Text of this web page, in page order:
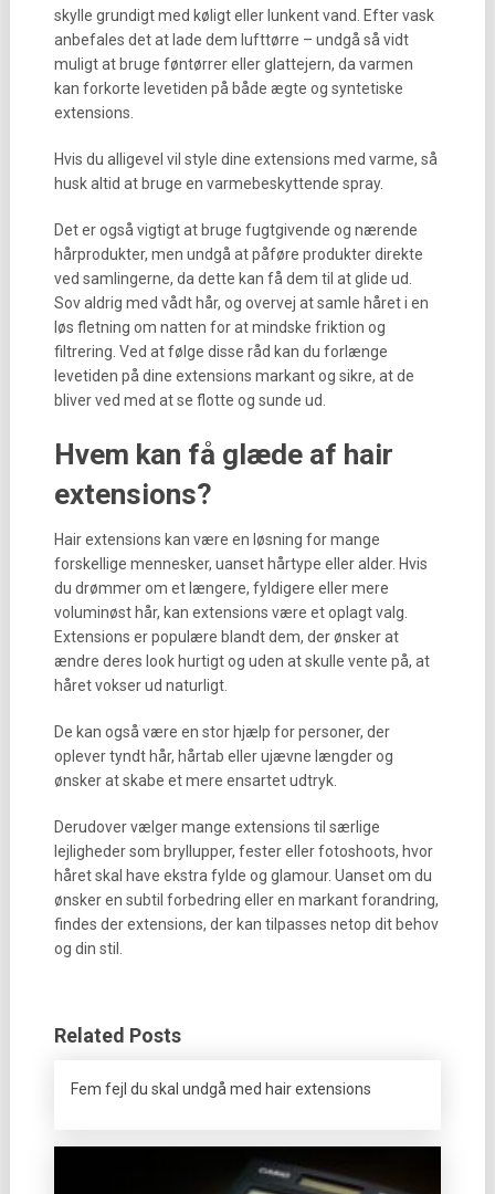
skylle grundigt med køligt eller lunkent vand. Efter vask
anbefales det at lade dem lufttørre – undgå så vidt
muligt at bruge føntørrer eller glattejern, da varmen
kan forkorte levetiden på både ægte og syntetiske
extensions.
Hvis du alligevel vil style dine extensions med varme, så
husk altid at bruge en varmebeskyttende spray.
Det er også vigtigt at bruge fugtgivende og nærende
hårprodukter, men undgå at påføre produkter direkte
ved samlingerne, da dette kan få dem til at glide ud.
Sov aldrig med vådt hår, og overvej at samle håret i en
løs fletning om natten for at mindske friktion og
filtrering. Ved at følge disse råd kan du forlænge
levetiden på dine extensions markant og sikre, at de
bliver ved med at se flotte og sunde ud.
Hvem kan få glæde af hair
extensions?
Hair extensions kan være en løsning for mange
forskellige mennesker, uanset hårtype eller alder. Hvis
du drømmer om et længere, fyldigere eller mere
voluminøst hår, kan extensions være et oplagt valg.
Extensions er populære blandt dem, der ønsker at
ændre deres look hurtigt og uden at skulle vente på, at
håret vokser ud naturligt.
De kan også være en stor hjælp for personer, der
oplever tyndt hår, hårtab eller ujævne længder og
ønsker at skabe et mere ensartet udtryk.
Derudover vælger mange extensions til særlige
lejligheder som bryllupper, fester eller fotoshoots, hvor
håret skal have ekstra fylde og glamour. Uanset om du
ønsker en subtil forbedring eller en markant forandring,
findes der extensions, der kan tilpasses netop dit behov
og din stil.
Related Posts
Fem fejl du skal undgå med hair extensions